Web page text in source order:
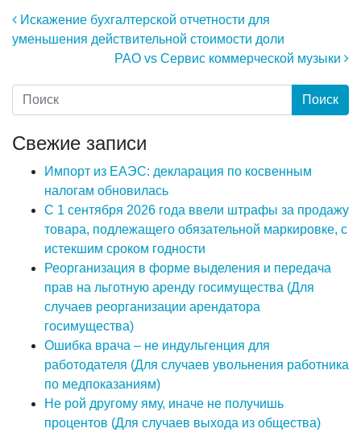
Навигация по записям
Искажение бухгалтерской отчетности для
уменьшения действительной стоимости доли
РАО vs Сервис коммерческой музыки
Свежие записи
Импорт из ЕАЭС: декларация по косвенным
налогам обновилась
С 1 сентября 2026 года ввели штрафы за продажу
товара, подлежащего обязательной маркировке, с
истекшим сроком годности
Реорганизация в форме выделения и передача
прав на льготную аренду госимущества (Для
случаев реорганизации арендатора
госимущества)
Ошибка врача – не индульгенция для
работодателя (Для случаев увольнения работника
по медпоказаниям)
Не рой другому яму, иначе не получишь
процентов (Для случаев выхода из общества)